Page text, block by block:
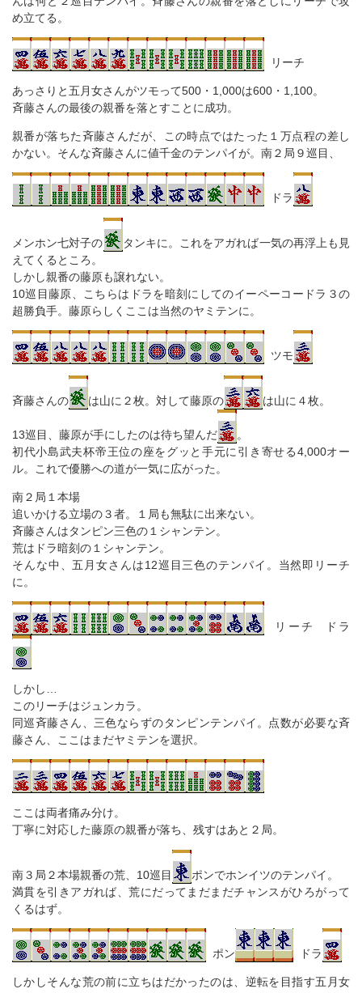
め立てる。
リーチ
あっさりと五月女さんがツモって500・1,000は600・1,100。
斉藤さんの最後の親番を落とすことに成功。
親番が落ちた斉藤さんだが、この時点ではたった１万点程の差し
かない。そんな斉藤さんに値千金のテンパイが。南２局９巡目、
ドラ
メンホン七対子の
タンキに。これをアガれば一気の再浮上も見
えてくるところ。
しかし親番の藤原も譲れない。
10巡目藤原、こちらはドラを暗刻にしてのイーペーコードラ３の
超勝負手。藤原らしくここは当然のヤミテンに。
ツモ
斉藤さんの は山に２枚。対して藤原の は山に４枚。
13巡目、藤原が手にしたのは待ち望んだ
。
初代小島武夫杯帝王位の座をグッと手元に引き寄せる4,000オー
ル。これで優勝への道が一気に広がった。
南２局１本場
追いかける立場の３者。１局も無駄に出来ない。
斉藤さんはタンピン三色の１シャンテン。
荒はドラ暗刻の１シャンテン。
そんな中、五月女さんは12巡目三色のテンパイ。当然即リーチ
に。
リーチ ドラ
しかし…
このリーチはジュンカラ。
同巡斉藤さん、三色ならずのタンピンテンパイ。点数が必要な斉
藤さん、ここはまだヤミテンを選択。
ここは両者痛み分け。
丁寧に対応した藤原の親番が落ち、残すはあと２局。
南３局２本場親番の荒、10巡目
ポンでホンイツのテンパイ。
満貫を引きアガれば、荒にだってまだまだチャンスがひろがって
くるはず。
ポン ドラ
しかしそんな荒の前に立ちはだかったのは、逆転を目指す五月女